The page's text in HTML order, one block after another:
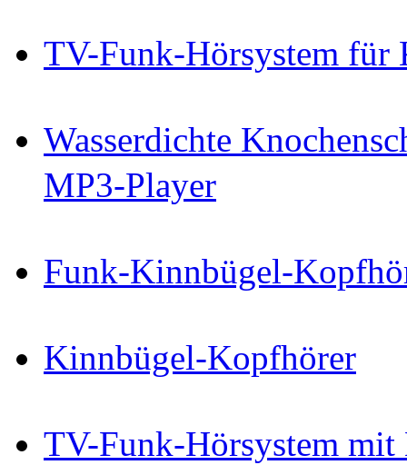
TV-Funk-Hörsystem
Wasserdichte
MP3-Player
Funk-Kinnbügel-
Kinnbügel-Kopfhörer
TV-Funk-Hörsystem mit